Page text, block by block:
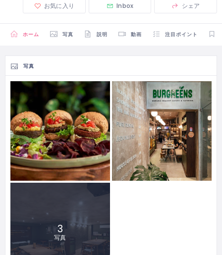
お気に入り Inbox シェア
ホーム 写真 説明 動画 注目ポイント
写真
3
写真